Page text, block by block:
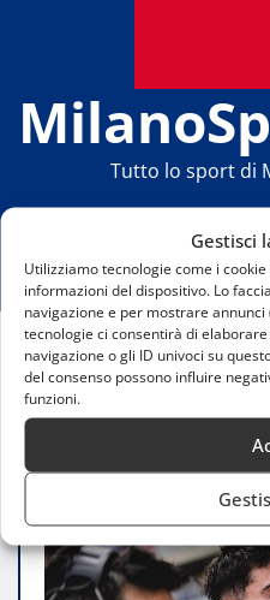
Gestisci
Utilizziamo tecnologie come i
informazioni del dispositivo. Lo
navigazione e per mostrare
tecnologie ci consentirà di
navigazione o gli ID univoci su
del consenso possono influire
funzioni.
Tutto lo sport di
Home
Tony Arbolino e il GP
capitolo con Pramac